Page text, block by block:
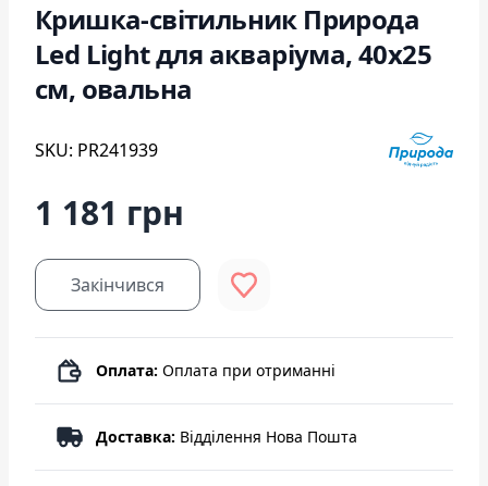
Кришка-світильник Природа
Led Light для акваріума, 40х25
см, овальна
SKU: PR241939
1 181 грн
Закінчився
Оплата: Оплата при отриманні
Доставка: Відділення Нова Пошта